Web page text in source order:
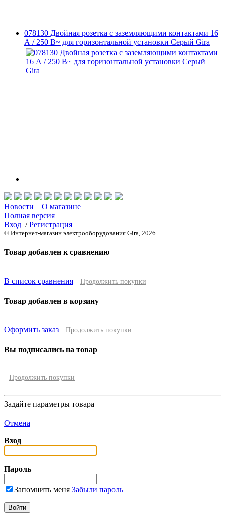
078130 Двойная розетка с заземляющими контактами 16
А / 250 В~ для горизонтальной установки Серый Gira
Новости
О магазине
Полная версия
Вход /Регистрация
© Интернет-магазин электрооборудования Gira, 2026
Товар добавлен к сравнению
В список сравнения Продолжить покупки
Товар добавлен в корзину
Оформить заказ Продолжить покупки
Вы подписались на товар
Продолжить покупки
Задайте параметры товара
Отмена
Вход
Пароль
Запомнить меня Забыли пароль